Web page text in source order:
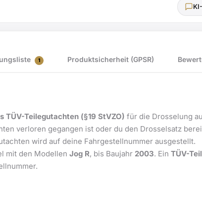
1 Produktsicherheit (GPSR)
TÜV-Teilegutachten (§19 StVZO) für die Drosselung
verloren gegangen ist oder du den Drosselsatz
wird auf deine Fahrgestellnummer ausgestellt.
mit den Modellen Jog R, bis Baujahr 2003. Ein TÜV-